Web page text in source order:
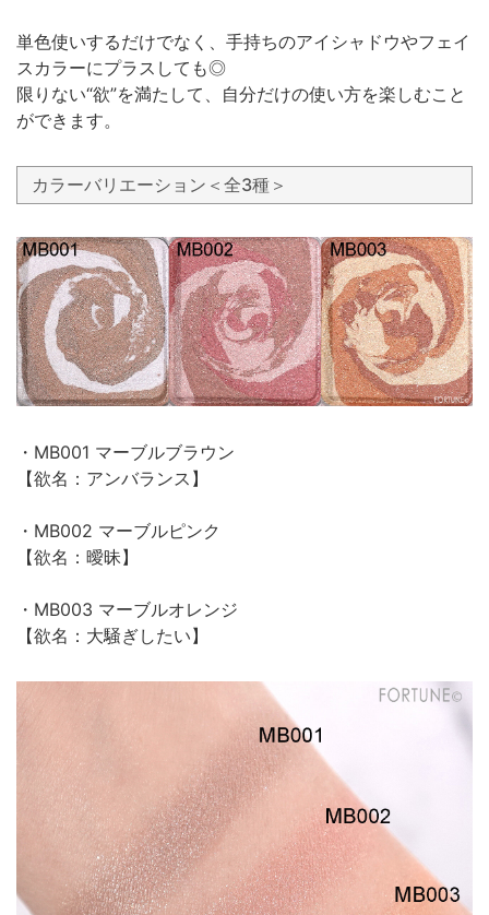
単色使いするだけでなく、手持ちのアイシャドウやフェイ
スカラーにプラスしても◎
限りない“欲”を満たして、自分だけの使い方を楽しむこと
ができます。
カラーバリエーション＜全3種＞
・MB001 マーブルブラウン
【欲名：アンバランス】
・MB002 マーブルピンク
【欲名：曖昧】
・MB003 マーブルオレンジ
【欲名：大騒ぎしたい】